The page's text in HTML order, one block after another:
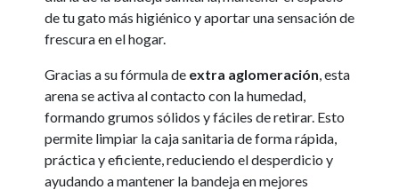
de tu gato más higiénico y aportar una sensación de
frescura en el hogar.
Gracias a su fórmula de extra aglomeración , esta
arena se activa al contacto con la humedad,
formando grumos sólidos y fáciles de retirar. Esto
permite limpiar la caja sanitaria de forma rápida,
práctica y eficiente, reduciendo el desperdicio y
ayudando a mantener la bandeja en mejores